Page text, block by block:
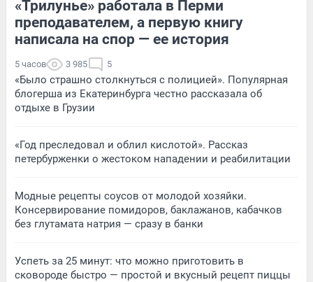
«Трилунье» работала в Перми
преподавателем, а первую книгу
написала на спор — ее история
5 часов 3 985 5
«Было страшно столкнуться с полицией». Популярная
блогерша из Екатеринбурга честно рассказала об
отдыхе в Грузии
«Год преследовал и облил кислотой». Рассказ
петербурженки о жестоком нападении и реабилитации
Модные рецепты соусов от молодой хозяйки.
Консервирование помидоров, баклажанов, кабачков
без глутамата натрия — сразу в банки
Успеть за 25 минут: что можно приготовить в
сковороде быстро — простой и вкусный рецепт пиццы